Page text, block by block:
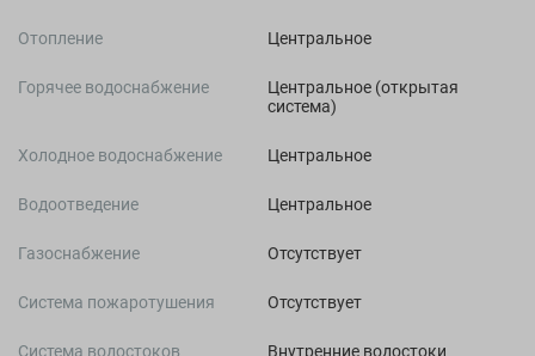
Отопление Центральное
Горячее водоснабжение
Центральное (открытая
система)
Холодное водоснабжение Центральное
Водоотведение Центральное
Газоснабжение Отсутствует
Система пожаротушения Отсутствует
Система водостоков Внутренние водостоки